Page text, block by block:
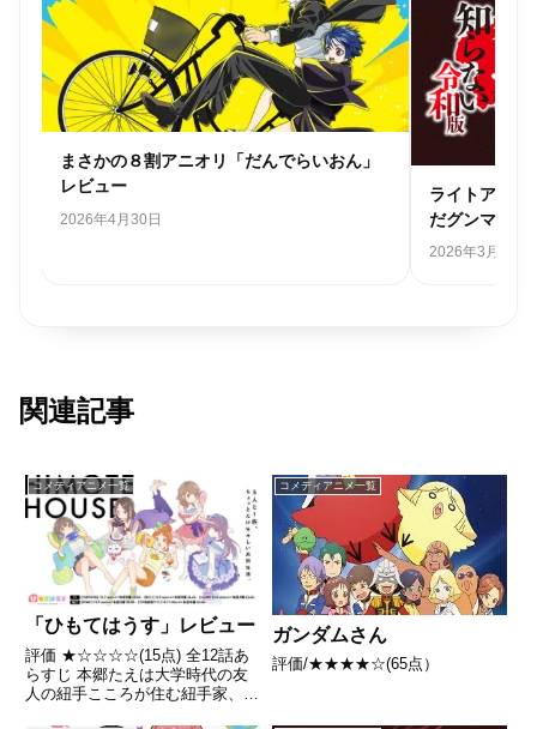
まさかの８割アニオリ「だんでらいおん」
レビュー
2026年4月30日
ライトアニメ
だグンマを知
2026年3月28日
関連記事
コメディアニメ一覧
「ひもてはうす」レビュー
評価 ★☆☆☆☆(15点) 全12話あ
らすじ 本郷たえは大学時代の友
人の紐手こころが住む紐手家、通
コメディアニメ一覧
ガンダムさん
評価/★★★★☆(65点）